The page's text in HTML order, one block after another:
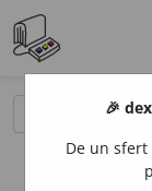
🎉
De un